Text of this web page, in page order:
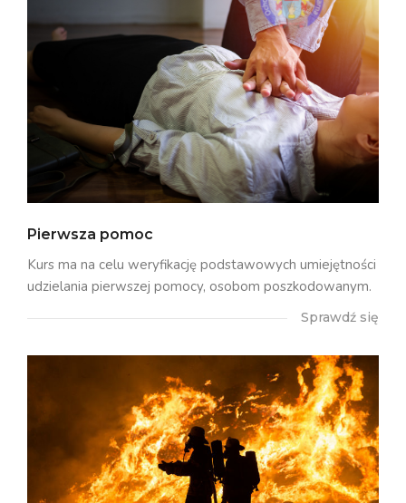
Pierwsza pomoc
Kurs ma na celu weryfikację podstawowych umiejętności
udzielania pierwszej pomocy, osobom poszkodowanym.
Sprawdź się